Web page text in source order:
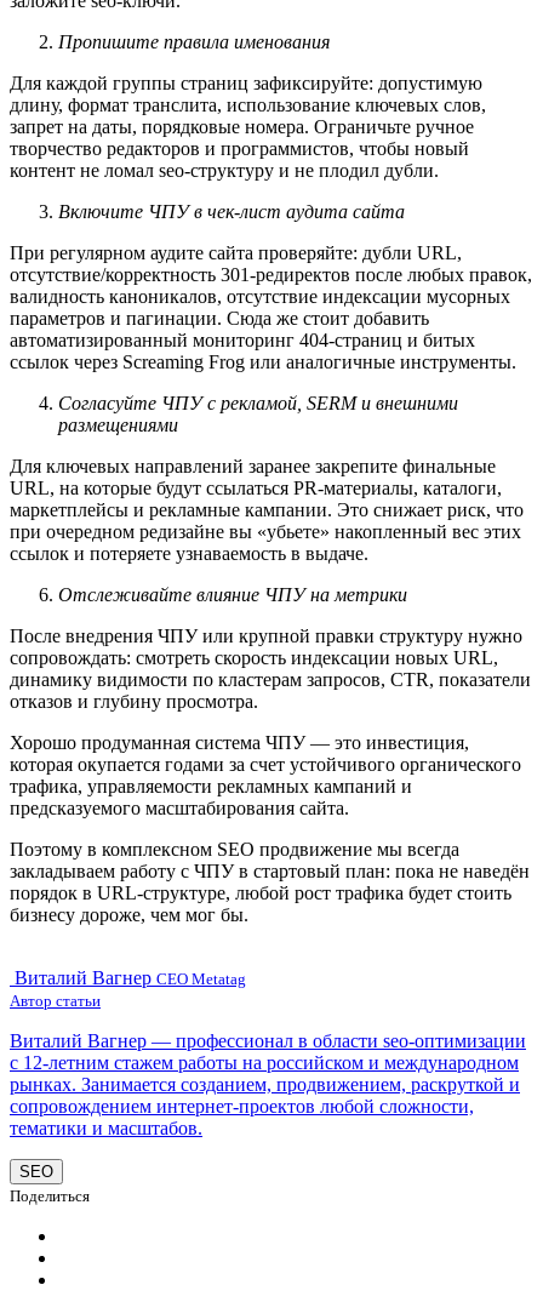
Пропишите правила именования
Для каждой группы страниц зафиксируйте: допустимую
длину, формат транслита, использование ключевых слов,
запрет на даты, порядковые номера. Ограничьте ручное
творчество редакторов и программистов, чтобы новый
контент не ломал seo‑структуру и не плодил дубли.
Включите ЧПУ в чек‑лист аудита сайта
При регулярном аудите сайта проверяйте: дубли URL,
отсутствие/корректность 301‑редиректов после любых правок,
валидность каноникалов, отсутствие индексации мусорных
параметров и пагинации. Сюда же стоит добавить
автоматизированный мониторинг 404‑страниц и битых
ссылок через Screaming Frog или аналогичные инструменты.​
Согласуйте ЧПУ с рекламой, SERM и внешними
размещениями
Для ключевых направлений заранее закрепите финальные
URL, на которые будут ссылаться PR‑материалы, каталоги,
маркетплейсы и рекламные кампании. Это снижает риск, что
при очередном редизайне вы «убьете» накопленный вес этих
ссылок и потеряете узнаваемость в выдаче.
Отслеживайте влияние ЧПУ на метрики
После внедрения ЧПУ или крупной правки структуру нужно
сопровождать: смотреть скорость индексации новых URL,
динамику видимости по кластерам запросов, CTR, показатели
отказов и глубину просмотра.
Хорошо продуманная система ЧПУ — это инвестиция,
которая окупается годами за счет устойчивого органического
трафика, управляемости рекламных кампаний и
предсказуемого масштабирования сайта.
Поэтому в комплексном SEO продвижение мы всегда
закладываем работу с ЧПУ в стартовый план: пока не наведён
порядок в URL‑структуре, любой рост трафика будет стоить
бизнесу дороже, чем мог бы.
Виталий Вагнер CEO Metatag
Автор статьи
Виталий Вагнер — профессионал в области seo-оптимизации
с 12-летним стажем работы на российском и международном
рынках. Занимается созданием, продвижением, раскруткой и
сопровождением интернет-проектов любой сложности,
тематики и масштабов.
SEO
Поделиться